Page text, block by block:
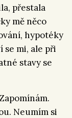
přestala
mě něco
hypotéky
se mi, ale při
stavy se
Neumím si